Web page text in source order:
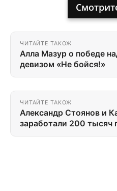
ЧИТАЙТЕ ТАКОЖ
Алла Мазур о победе
девизом «Не бойся!»
ЧИТАЙТЕ ТАКОЖ
Александр Стоянов и
заработали 200 тысяч